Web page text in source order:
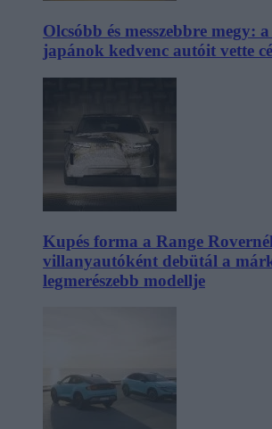
Olcsóbb és messzebbre megy:
japánok kedvenc autóit vette
Kupés forma a Range
villanyautóként debütál a
legmerészebb modellje